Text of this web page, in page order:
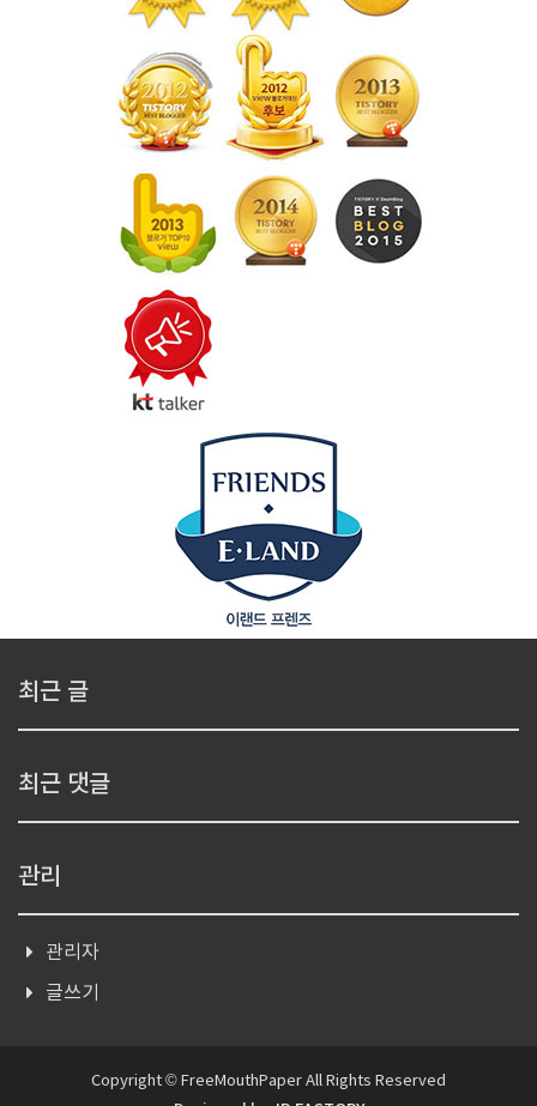
최근 글
최근 댓글
관리
관리자
글쓰기
Copyright © FreeMouthPaper All Rights Reserved